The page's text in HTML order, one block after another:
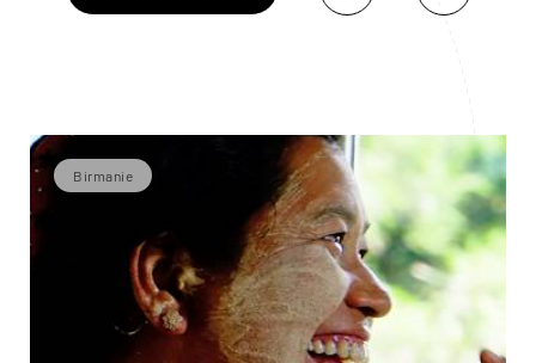
Birmanie